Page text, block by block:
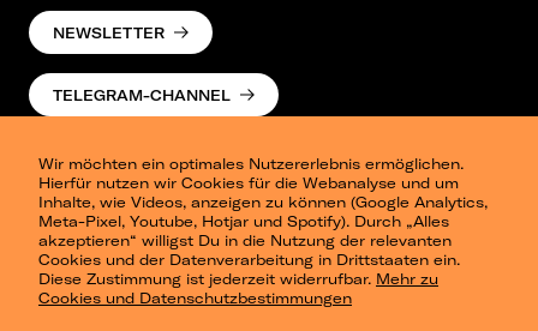
Wir möchten ein optimales Nutzererlebnis ermöglichen.
Hierfür nutzen wir Cookies für die Webanalyse und um
Inhalte, wie Videos, anzeigen zu können (Google Analytics,
Meta-Pixel, Youtube, Hotjar und Spotify). Durch „Alles
akzeptieren“ willigst Du in die Nutzung der relevanten
Cookies und der Datenverarbeitung in Drittstaaten ein.
Diese Zustimmung ist jederzeit widerrufbar. Mehr zu
Cookies und Datenschutzbestimmungen
NEWSLETTER
TELEGRAM-CHANNEL
Presse
Berlin
Dresden